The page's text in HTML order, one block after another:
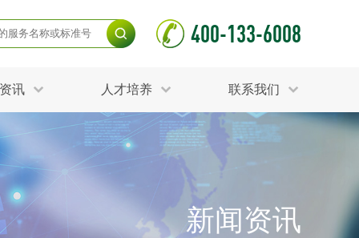
400-133-6008
讯 人才培养 联系我们
声环境与振动检测
灭试验
品检测
析化验 食品安全检测
光伏检测
新闻资讯